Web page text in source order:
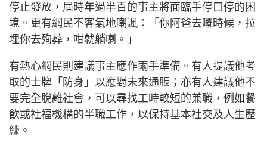
停止發放，屆時年過半百的事主將面臨手停口停的困
境。更有網民不客氣地嘲諷：「你阿爸去嘅時候，拉
埋你去殉葬，咁就躺喇。」
有熱心網民則建議事主應作兩手準備。有人提議他考
取的士牌「防身」以應對未來通脹；亦有人建議他不
要完全脫離社會，可以尋找工時較短的兼職，例如餐
飲或社福機構的半職工作，以保持基本社交及人生歷
練。